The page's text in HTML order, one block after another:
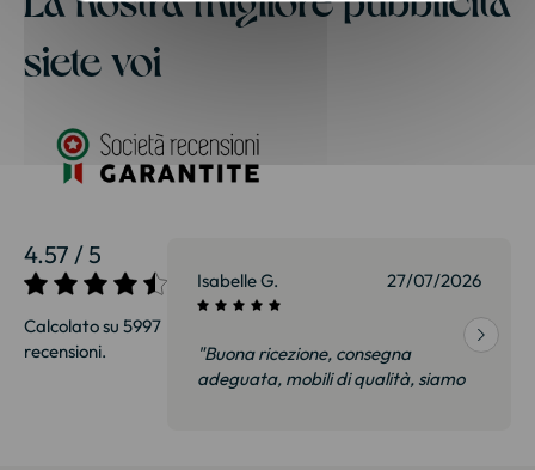
siete voi
4.57 / 5
Calcolato su 5997
recensioni.
27/07/2026 Sophie S. 27/07/2026
"Divano molto bello! Consegna
rapida e curata."